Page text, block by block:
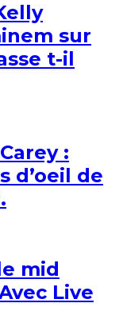
sur
t-il
:
d’oeil de
mid
Live